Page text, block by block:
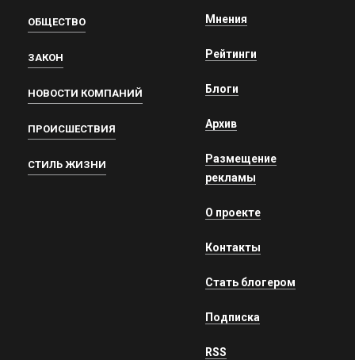
ОБЩЕСТВО
ЗАКОН
НОВОСТИ КОМПАНИЙ
ПРОИСШЕСТВИЯ
СТИЛЬ ЖИЗНИ
Мнения
Рейтинги
Блоги
Архив
Размещение
рекламы
О проекте
Контакты
Стать блогером
Подписка
RSS